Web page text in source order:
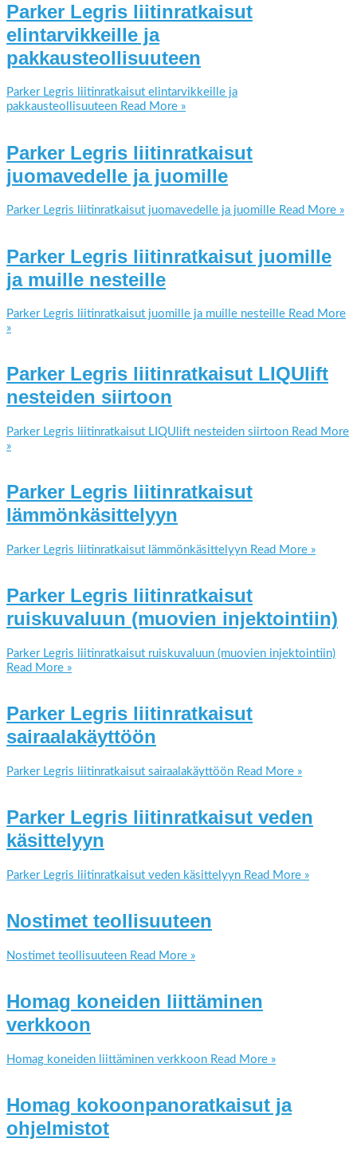
Parker Legris liitinratkaisut
elintarvikkeille ja
pakkausteollisuuteen
Parker Legris liitinratkaisut elintarvikkeille ja
pakkausteollisuuteen Read More »
Parker Legris liitinratkaisut
juomavedelle ja juomille
Parker Legris liitinratkaisut juomavedelle ja juomille Read More »
Parker Legris liitinratkaisut juomille
ja muille nesteille
Parker Legris liitinratkaisut juomille ja muille nesteille Read More
»
Parker Legris liitinratkaisut LIQUlift
nesteiden siirtoon
Parker Legris liitinratkaisut LIQUlift nesteiden siirtoon Read More
»
Parker Legris liitinratkaisut
lämmönkäsittelyyn
Parker Legris liitinratkaisut lämmönkäsittelyyn Read More »
Parker Legris liitinratkaisut
ruiskuvaluun (muovien injektointiin)
Parker Legris liitinratkaisut ruiskuvaluun (muovien injektointiin)
Read More »
Parker Legris liitinratkaisut
sairaalakäyttöön
Parker Legris liitinratkaisut sairaalakäyttöön Read More »
Parker Legris liitinratkaisut veden
käsittelyyn
Parker Legris liitinratkaisut veden käsittelyyn Read More »
Nostimet teollisuuteen
Nostimet teollisuuteen Read More »
Homag koneiden liittäminen
verkkoon
Homag koneiden liittäminen verkkoon Read More »
Homag kokoonpanoratkaisut ja
ohjelmistot